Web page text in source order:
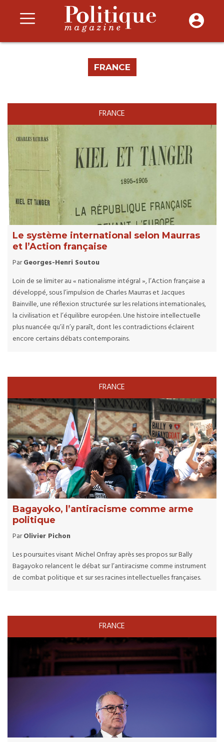
FRANCE
FRANCE
Le système international selon Maurras
et l’Action française
ParGeorges-Henri Soutou
Loin de se limiter au « nationalisme intégral », l’Action française a
développé, sous l’impulsion de Charles Maurras et Jacques
Bainville, une réflexion structurée sur les relations internationales,
la civilisation et l’équilibre européen. Une histoire intellectuelle
plus nuancée qu’il n’y paraît, dont les contradictions éclairent
encore certains débats contemporains.
FRANCE
Bagayoko, l’antiracisme comme arme
politique
ParOlivier Pichon
Les poursuites visant Michel Onfray après ses propos sur Bally
Bagayoko relancent le débat sur l’antiracisme comme instrument
de combat politique et sur ses racines intellectuelles françaises.
FRANCE